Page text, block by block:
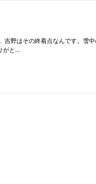
野はその終着点なんです。
がと…